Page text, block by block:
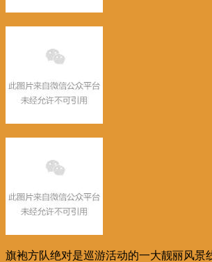
旗袍方队绝对是巡游活动的一大靓丽风景